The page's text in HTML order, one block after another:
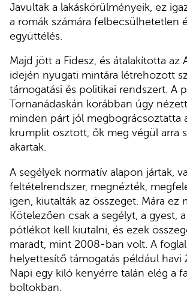
Javultak a lakáskörülményeik, ez
a romák számára felbecsülhetetlen
együttélés.
Majd jött a Fidesz, és átalakította az
idején nyugati mintára létrehozott
támogatási és politikai rendszert. A
Tornanádaskán korábban úgy
minden párt jól megbográcsoztatta
krumplit osztott, ők meg végül arra
akartak.
A segélyek normatív alapon jártak,
feltételrendszer, megnézték,
igen, kiutalták az összeget. Mára ez
Kötelezően csak a segélyt, a gyest,
pótlékot kell kiutalni, és ezek
maradt, mint 2008-ban volt. A
helyettesítő támogatás például havi
Napi egy kiló kenyérre talán elég a
boltokban.